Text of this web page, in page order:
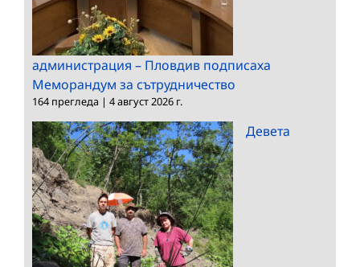
администрация – Пловдив подписаха
Меморандум за сътрудничество
164 прегледа | 4 август 2026 г.
Девета